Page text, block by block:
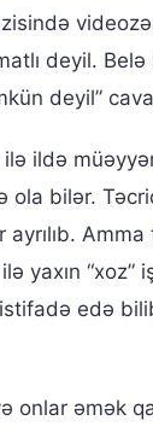
deyil.
deyil”
ilə ildə
bilər.
yaxın
edə
onlar əmək